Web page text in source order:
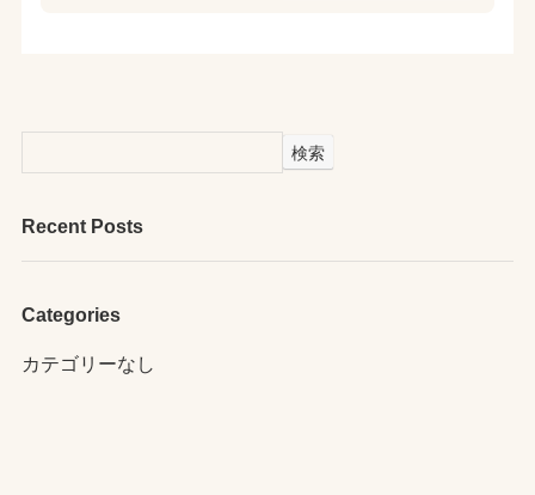
検索
Recent Posts
Categories
カテゴリーなし